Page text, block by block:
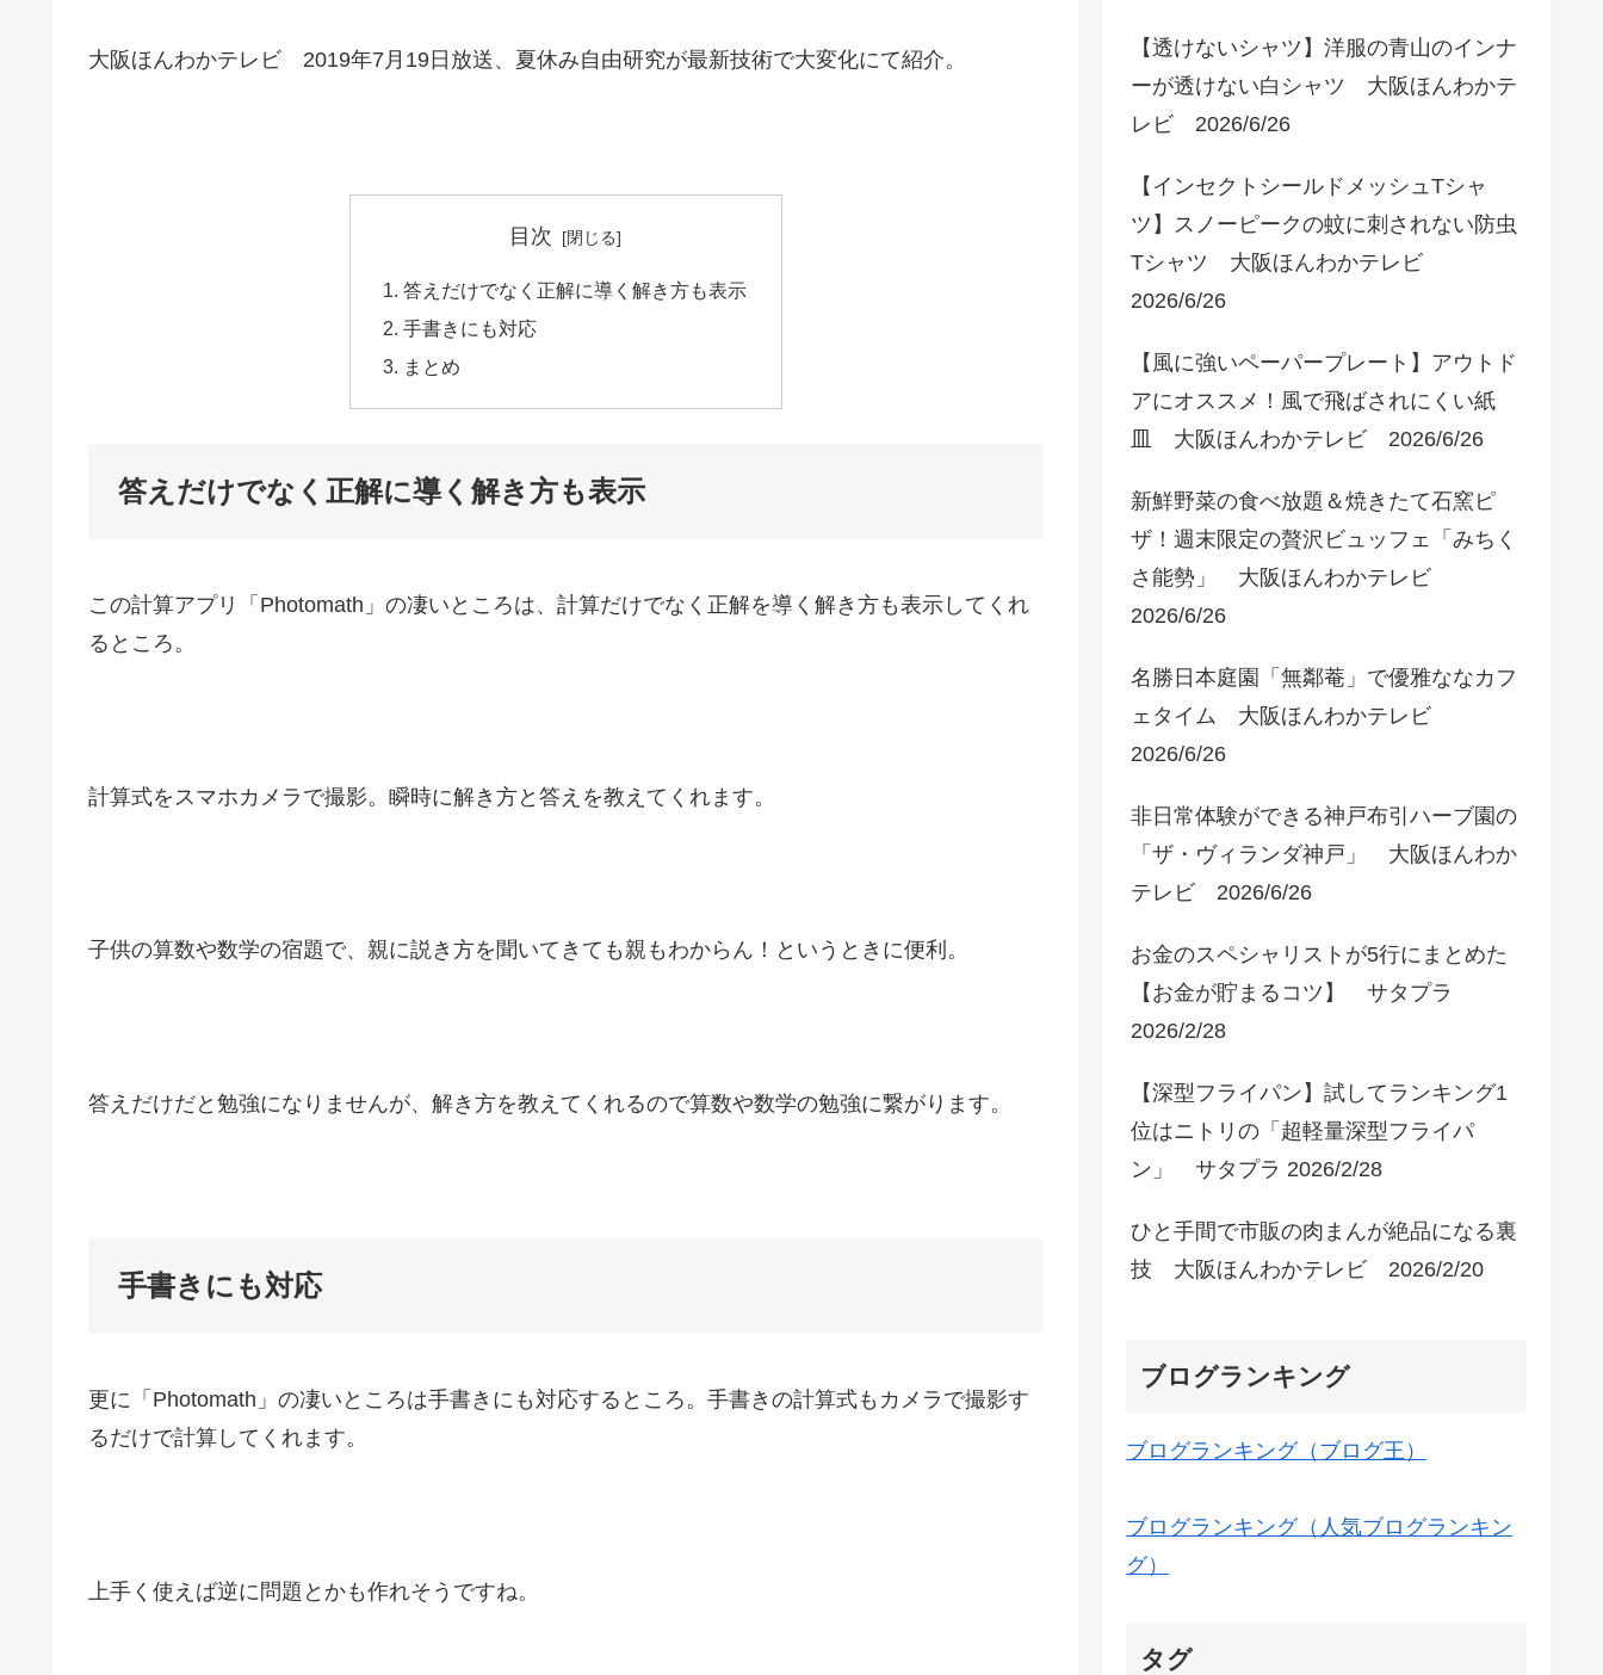
大阪ほんわかテレビ 2019年7月19日放送、夏休み自由研究が最新技術で大変化にて紹介。
目次
答えだけでなく正解に導く解き方も表示
手書きにも対応
まとめ
答えだけでなく正解に導く解き方も表示
この計算アプリ「Photomath」の凄いところは、計算だけでなく正解を導く解き方も表示してくれ
るところ。
計算式をスマホカメラで撮影。瞬時に解き方と答えを教えてくれます。
子供の算数や数学の宿題で、親に説き方を聞いてきても親もわからん！というときに便利。
答えだけだと勉強になりませんが、解き方を教えてくれるので算数や数学の勉強に繋がります。
手書きにも対応
更に「Photomath」の凄いところは手書きにも対応するところ。手書きの計算式もカメラで撮影す
るだけで計算してくれます。
上手く使えば逆に問題とかも作れそうですね。
【透けないシャツ】洋服の青山のインナ
ーが透けない白シャツ 大阪ほんわかテ
レビ 2026/6/26
【インセクトシールドメッシュTシャ
ツ】スノーピークの蚊に刺されない防虫
Tシャツ 大阪ほんわかテレビ
2026/6/26
【風に強いペーパープレート】アウトド
アにオススメ！風で飛ばされにくい紙
皿 大阪ほんわかテレビ 2026/6/26
新鮮野菜の食べ放題＆焼きたて石窯ピ
ザ！週末限定の贅沢ビュッフェ「みちく
さ能勢」 大阪ほんわかテレビ
2026/6/26
名勝日本庭園「無鄰菴」で優雅ななカフ
ェタイム 大阪ほんわかテレビ
2026/6/26
非日常体験ができる神戸布引ハーブ園の
「ザ・ヴィランダ神戸」 大阪ほんわか
テレビ 2026/6/26
お金のスペシャリストが5行にまとめた
【お金が貯まるコツ】 サタプラ
2026/2/28
【深型フライパン】試してランキング1
位はニトリの「超軽量深型フライパ
ン」 サタプラ 2026/2/28
ひと手間で市販の肉まんが絶品になる裏
技 大阪ほんわかテレビ 2026/2/20
ブログランキング
ブログランキング（ブログ王）
ブログランキング（人気ブログランキン
グ）
タグ